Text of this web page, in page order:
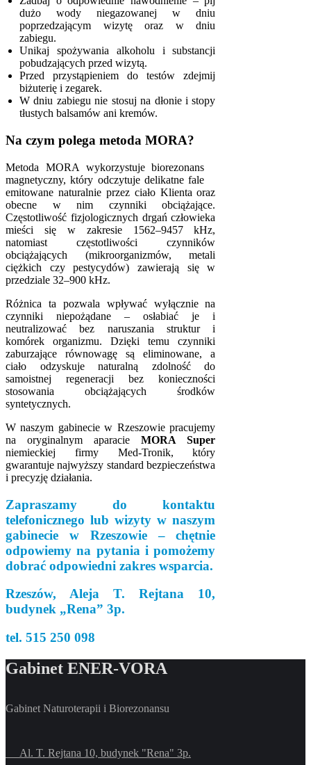
dużo wody niegazowanej w dniu
poprzedzającym wizytę oraz w dniu
zabiegu.
Unikaj spożywania alkoholu i substancji
pobudzających przed wizytą.
Przed przystąpieniem do testów zdejmij
biżuterię i zegarek.
W dniu zabiegu nie stosuj na dłonie i stopy
tłustych balsamów ani kremów.
Na czym polega metoda MORA?
Metoda MORA wykorzystuje biorezonans
magnetyczny, który odczytuje delikatne fale
emitowane naturalnie przez ciało Klienta oraz
obecne w nim czynniki obciążające.
Częstotliwość fizjologicznych drgań człowieka
mieści się w zakresie 1562–9457 kHz,
natomiast częstotliwości czynników
obciążających (mikroorganizmów, metali
ciężkich czy pestycydów) zawierają się w
przedziale 32–900 kHz.
Różnica ta pozwala wpływać wyłącznie na
czynniki niepożądane – osłabiać je i
neutralizować bez naruszania struktur i
komórek organizmu. Dzięki temu czynniki
zaburzające równowagę są eliminowane, a
ciało odzyskuje naturalną zdolność do
samoistnej regeneracji bez konieczności
stosowania obciążających środków
syntetycznych.
W naszym gabinecie w Rzeszowie pracujemy
na oryginalnym aparacieMORA Super
niemieckiej firmy Med-Tronik, który
gwarantuje najwyższy standard bezpieczeństwa
i precyzję działania.
Zapraszamy do kontaktu
telefonicznego lub wizyty w naszym
gabinecie w Rzeszowie – chętnie
odpowiemy na pytania i pomożemy
dobrać odpowiedni zakres wsparcia.
Rzeszów, Aleja T. Rejtana 10,
budynek „Rena” 3p.
tel. 515 250 098
Gabinet ENER-VORA
Gabinet Naturoterapii i Biorezonansu
Al. T. Rejtana 10, budynek "Rena" 3p.